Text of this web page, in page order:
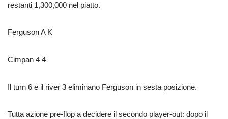
restanti 1,300,000 nel piatto.
Ferguson A K
Cimpan 4 4
Il turn 6 e il river 3 eliminano Ferguson in sesta posizione.
Tutta azione pre-flop a decidere il secondo player-out: dopo il